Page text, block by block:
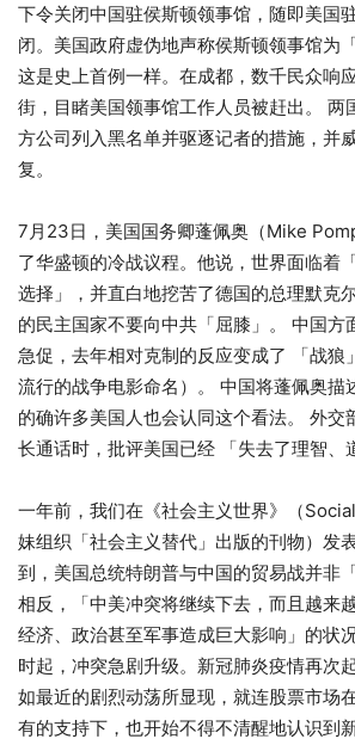
下令关闭中国驻侯斯顿领事馆，随即美国
闭。美国政府虚伪地声称侯斯顿领事馆为
这是史上首例一样。在成都，数千民众响
街，目睹美国领事馆工作人员被赶出。 两
方公司列入黑名单并驱逐记者的措施，并
复。
7月23日，美国国务卿蓬佩奥（Mike
了华盛顿的冷战议程。他说，世界面临着
选择」，并直白地挖苦了德国的总理默克
的民主国家不要向中共「屈膝」。 中国方
急促，去年相对克制的反应变成了 「战狼
流行的战争电影命名）。 中国将蓬佩奥描
的确许多美国人也会认同这个看法。 外交
长通话时，批评美国已经 「失去了理智、
一年前，我们在《社会主义世界》（
妹组织「社会主义替代」出版的刊物）发
到，美国总统特朗普与中国的贸易战并非
相反，「中美冲突将继续下去，而且越来
经济、政治甚至军事造成巨大影响」的状
时起，冲突急剧升级。新冠肺炎疫情再次
如最近的剧烈动荡所显现，就连股票市场
有的支持下，也开始不得不清醒地认识到